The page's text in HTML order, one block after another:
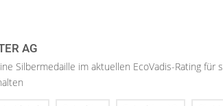
AG
Silbermedaille im aktuellen EcoVadis-Rating für